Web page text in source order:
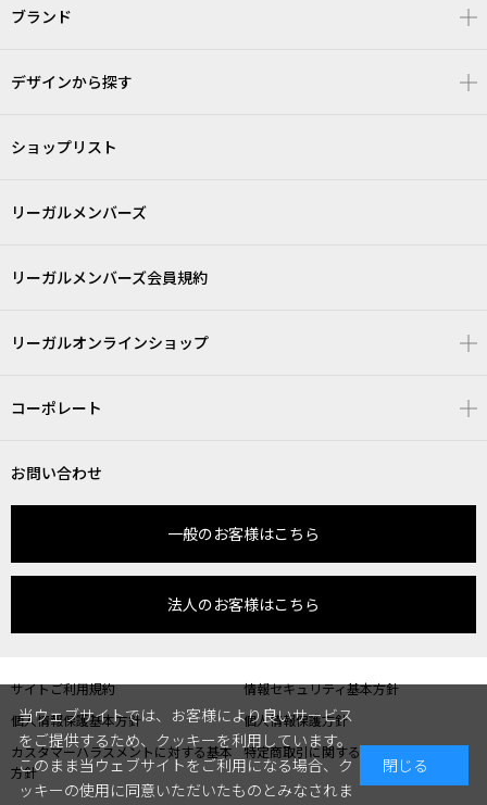
ブランド
デザインから探す
ショップリスト
リーガルメンバーズ
リーガルメンバーズ会員規約
リーガルオンラインショップ
コーポレート
お問い合わせ
一般のお客様はこちら
法人のお客様はこちら
サイトご利用規約
情報セキュリティ基本方針
個人情報保護基本方針
個人情報保護方針
カスタマーハラスメントに対する基本
方針
特定商取引に関する表記
当ウェブサイトでは、お客様により良いサービス
をご提供するため、クッキーを利用しています。
このまま当ウェブサイトをご利用になる場合、ク
ッキーの使用に同意いただいたものとみなされま
閉じる